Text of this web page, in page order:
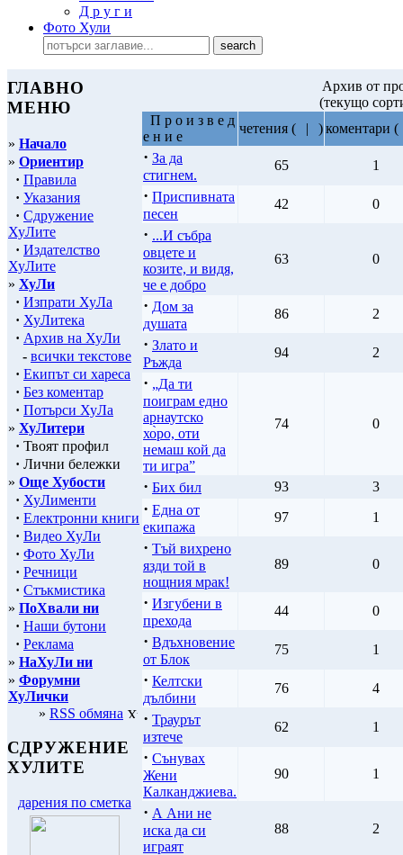
Д р у г и
Фото Хули
ГЛАВНО
МЕНЮ
» Начало
» Ориентир
· Правила
· Указания
· Сдружение
ХуЛите
· Издателство
ХуЛите
» ХуЛи
· Изпрати ХуЛа
· ХуЛитека
· Архив на ХуЛи
- всички текстове
· Екипът си хареса
· Без коментар
· Потърси ХуЛа
» ХуЛитери
· Твоят профил
· Лични бележки
» Още Хубости
· ХуЛименти
· Електронни книги
· Видео ХуЛи
· Фото ХуЛи
· Речници
· Стъкмистика
» ПоХвали ни
· Наши бутони
· Реклама
» НаХуЛи ни
» Форумни
ХуЛички
» RSS обмяна
СДРУЖЕНИЕ
ХУЛИТЕ
дарения по сметка
Архив от
(текущо
П р о и з в е д
е н и е
четения ( | )коментари (
· За да
стигнем.
65 1
· Приспивната
песен
42 0
· ...И събра
овцете и
козите, и видя,
че е добро
63 0
· Дом за
душата
86 2
· Злато и
Ръжда
94 2
· „Да ти
поиграм едно
арнаутско
хо̀ро, оти
немаш кой да
ти игра”
74 0
· Бих бил 93 3
· Една от
екипажа
97 1
· Тъй вихрено
язди той в
нощния мрак!
89 0
· Изгубени в
прехода
44 0
· Вдъхновение
от Блок
75 1
· Келтски
дълбини
76 4
· Траурът
изтече
62 1
· Сънувах
Жени
Калканджиева.
90 1
· А Ани не
иска да си
играят
88 2